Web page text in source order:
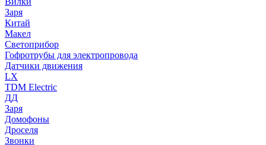
Заря
Китай
Макел
Светоприбор
Гофротрубы для электропровода
Датчики движения
LX
TDM Electric
ДД
Заря
Домофоны
Дроселя
Звонки